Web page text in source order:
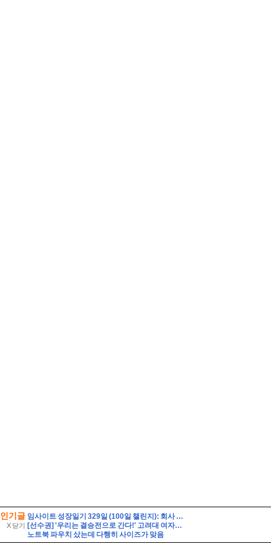
인기글
X 닫기
임사이트 성장일기 329일 (100일 챌린지): 회사 서류 뭉치 잃어버림
[선수권] '우리는 결승전으로 간다!' 고려대 여자축구부, 위덕대에 2-0 승리.
노트북 파우치 샀는데 다행히 사이즈가 맞음